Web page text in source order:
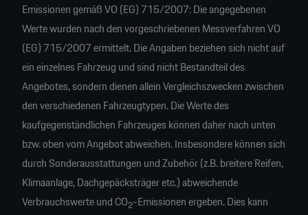
Emissionen gemäß VO (EG) 715/2007: Die angegebenen
Werte wurden nach den vorgeschriebenen Messverfahren VO
(EG) 715/2007 ermittelt. Die Angaben beziehen sich nicht auf
ein einzelnes Fahrzeug und sind nicht Bestandteil des
Angebotes, sondern dienen allein Vergleichszwecken zwischen
den verschiedenen Fahrzeugtypen. Die Werte des
kaufgegenständlichen Fahrzeuges können daher nach unten
bzw. oben vom Angebot abweichen. Insbesondere können sich
durch Sonderausstattungen und Zubehör (z.B. breitere Reifen,
Klimaanlage, Dachgepäcksträger etc.) abweichende
Verbrauchswerte und CO2-Emissionen ergeben. Dies kann